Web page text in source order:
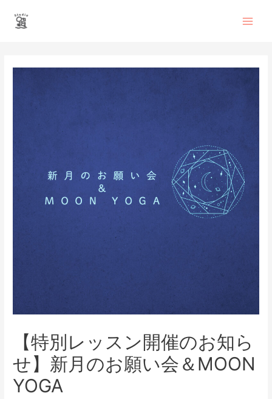
【特別レッスン開催のお知ら
せ】新月のお願い会＆MOON
YOGA
ー